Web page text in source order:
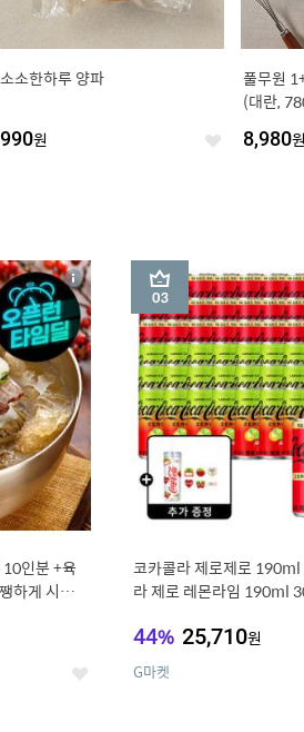
소소한하루 양파
990원 좋
풀무원
(대란,
8,980원
인분 +육
게 시원한
좋
상
세
3
코카콜라 제로제로
라 제로 레몬라임 190ml
44% 25,710원
G마켓